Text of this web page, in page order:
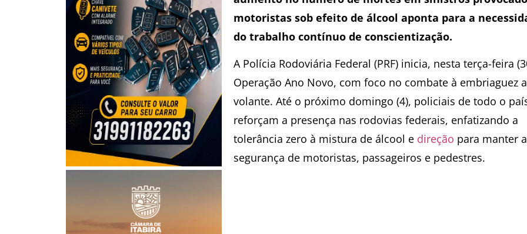
motoristas sob efeito de álcool aponta para a
do trabalho contínuo de conscientização.
A Polícia Rodoviária Federal (PRF) inicia, nesta terça-feira
Operação Ano Novo, com foco no combate à embriaguez
volante. Até o próximo domingo (4), policiais de todo o
reforçam a presença nas rodovias federais, enfatizando a
tolerância zero à mistura de álcool e direção para manter a
segurança de motoristas, passageiros e pedestres.